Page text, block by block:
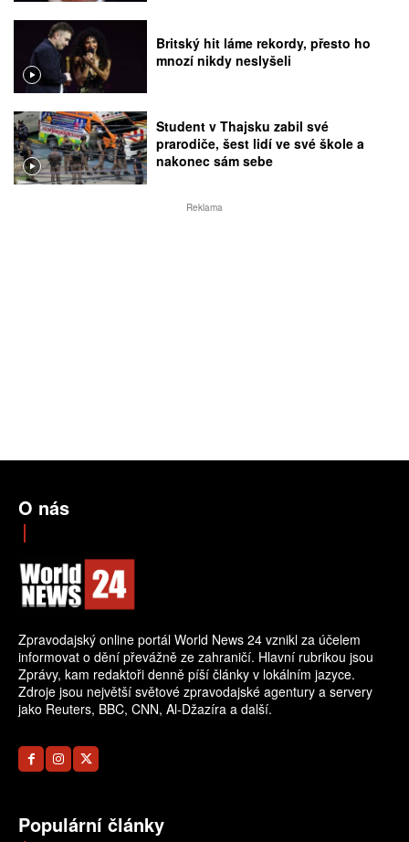
Britský hit láme rekordy, přesto ho
mnozí nikdy neslyšeli
Student v Thajsku zabil své
prarodiče, šest lidí ve své škole a
nakonec sám sebe
Reklama
O nás
Zpravodajský online portál World News 24 vznikl za účelem
informovat o dění převážně ze zahraničí. Hlavní rubrikou jsou
Zprávy, kam redaktoři denně píší články v lokálním jazyce.
Zdroje jsou největší světové zpravodajské agentury a servery
jako Reuters, BBC, CNN, Al-Džazíra a další.
Populární články